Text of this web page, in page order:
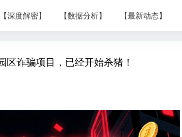
【深度解密】 【数据分析】 【最新动态】
诈骗项目，已经开始杀猪！